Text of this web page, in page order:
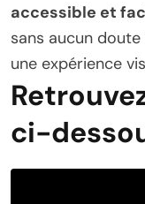
accessible et
sans aucun
une expérience
ci-